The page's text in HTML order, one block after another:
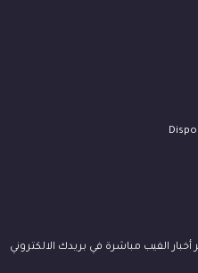
الفيب مباشرة في بريدك الالكتروني